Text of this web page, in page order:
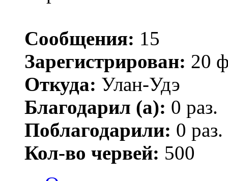
Сообщения: 15
Зарегистрирован: 20
Откуда: Улан-Удэ
Благодарил (а): 0 раз.
Поблагодарили: 0 раз.
Кол-во червей: 500